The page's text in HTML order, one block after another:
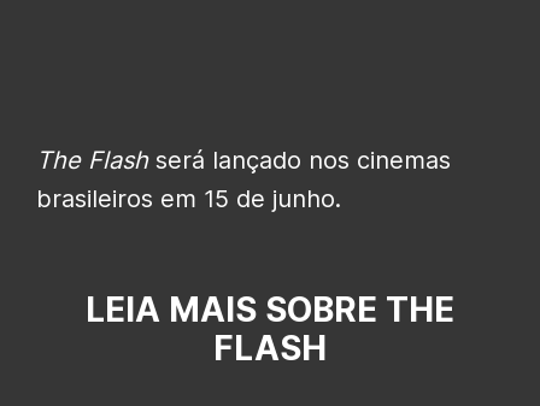
The Flashserá lançado nos cinemas
brasileiros em 15 de junho.
LEIA MAIS SOBRE THE
FLASH